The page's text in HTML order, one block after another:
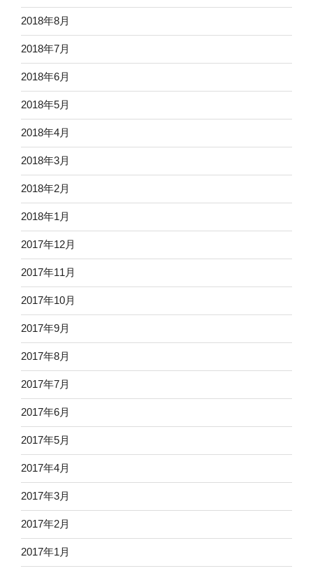
2018年8月
2018年7月
2018年6月
2018年5月
2018年4月
2018年3月
2018年2月
2018年1月
2017年12月
2017年11月
2017年10月
2017年9月
2017年8月
2017年7月
2017年6月
2017年5月
2017年4月
2017年3月
2017年2月
2017年1月